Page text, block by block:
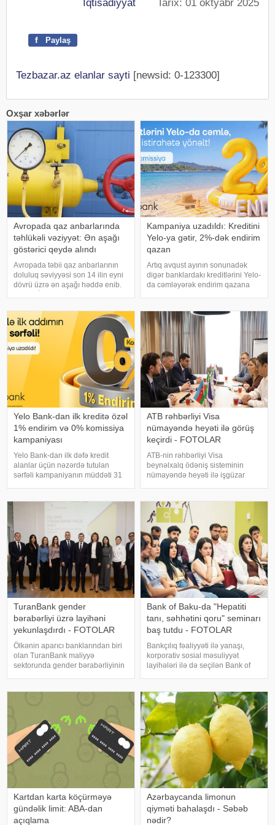
İqtisadiyyat Tarix: 01 oktyabr 2025
f Paylaş
Tezbazar.az elanlar sayti [newsid: 0-123300]
Oxşar xəbərlər
Avropada qaz anbarlarında
təhlükəli vəziyyət: Ən aşağı
göstərici qeydə alındı
Avropada təbii qaz anbarlarının
doluluq səviyyəsi son 14 ilin eyni
dövrü üzrə ən aşağı həddə enib.
təşkilatının məlumatına əsasən,
avqustun 5-nə ola
Kampaniya uzadıldı: Kreditini
Yelo-ya gətir, 2%-dək endirim
qazan
Artıq avqust ayının sonunadək
digər banklardakı kreditlərini Yelo-
da cəmləyərək endirim qazana
yorulmusansa, kampaniyanı
qaçırma: Yelo kreditini cari faizlərə
2%-də
Yelo Bank-dan ilk kreditə özəl
1% endirim və 0% komissiya
kampaniyası
Yelo Bank-dan ilk dəfə kredit
alanlar üçün nəzərdə tutulan
sərfəli kampaniyanın müddəti 31
bitməmiş planlarını
ehtiyaclarını qarşılama
ATB rəhbərliyi Visa
nümayəndə heyəti ilə görüş
keçirdi - FOTOLAR
ATB-nin rəhbərliyi Visa
beynəlxalq ödəniş sisteminin
nümayəndə heyəti ilə işgüzar
arasında strateji əməkdaşlığın
daha da genişləndirilməsi,
innovativ ödəni
TuranBank gender
bərabərliyi üzrə layihəni
yekunlaşdırdı - FOTOLAR
Ölkənin aparıcı banklarından biri
olan TuranBank maliyyə
sektorunda gender bərabərliyinin
Enabling Qapita
Bank of Baku-da "Hepatiti
tanı, səhhətini qoru" seminarı
baş tutdu - FOTOLAR
Bankçılıq fəaliyyəti ilə yanaşı,
korporativ sosial məsuliyyət
layihələri ilə də seçilən Bank of
ən dəyərli kapitalı sağlamlıqdır!"
şüarı ilə Bank o
Kartdan karta köçürməyə
gündəlik limit: ABA-dan
açıqlama
Azərbaycanda limonun
qiyməti bahalaşdı - Səbəb
nədir?